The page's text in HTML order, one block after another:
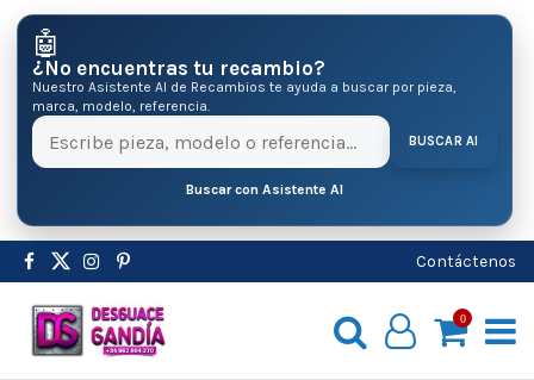
🤖
¿No encuentras tu recambio?
Nuestro Asistente AI de Recambios te ayuda a buscar por pieza,
marca, modelo, referencia.
BUSCAR AI
Buscar con Asistente AI
Contáctenos
0